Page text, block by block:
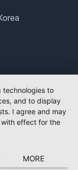
technologies to
and to display
I agree and may
effect for the
MORE